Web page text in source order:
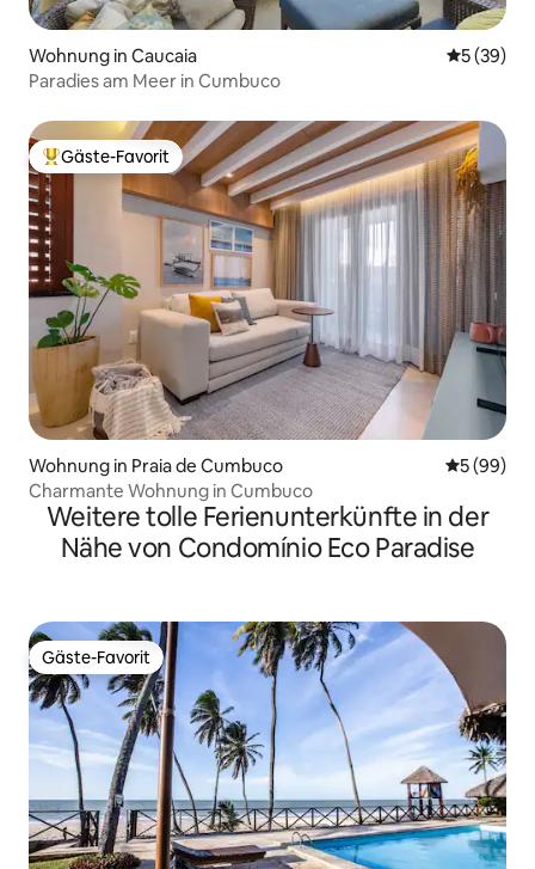
Wohnung in Caucaia
5 (39)
Paradies am Meer in Cumbuco
Beliebter Gäste-Favorit.
Gäste-Favorit
Wohnung in Praia de Cumbuco
5 (99)
Charmante Wohnung in Cumbuco
Weitere tolle Ferienunterkünfte in der
Nähe von Condomínio Eco Paradise
Gäste-Favorit
Gäste-Favorit